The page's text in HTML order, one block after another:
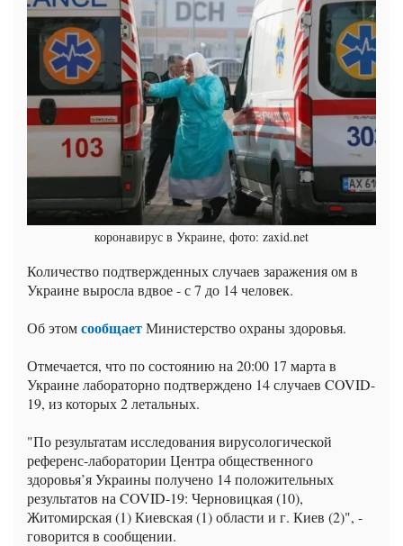
коронавирус в Украине, фото: zaxid.net
Количество подтвержденных случаев заражения ом в
Украине выросла вдвое - с 7 до 14 человек.
Об этомсообщаетМинистерство охраны здоровья.
Отмечается, что по состоянию на 20:00 17 марта в
Украине лабораторно подтверждено 14 случаев COVID-
19, из которых 2 летальных.
"По результатам исследования вирусологической
референс-лаборатории Центра общественного
здоровья’я Украины получено 14 положительных
результатов на COVID-19: Черновицкая (10),
Житомирская (1) Киевская (1) области и г. Киев (2)", -
говорится в сообщении.